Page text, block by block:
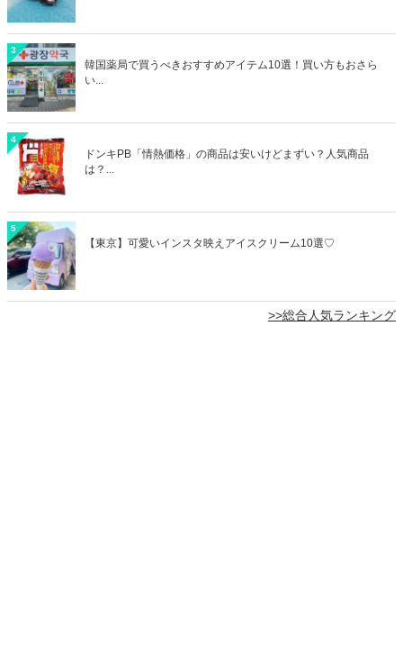
3
韓国薬局で買うべきおすすめアイテム10選！買い方もおさら
い...
4
ドンキPB「情熱価格」の商品は安いけどまずい？人気商品
は？...
5
【東京】可愛いインスタ映えアイスクリーム10選♡
>>総合人気ランキング